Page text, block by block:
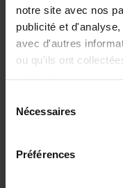
notre site avec nos
publicité et
avec d'autres
ou qu'ils ont
Nécessaires
Préférences
€